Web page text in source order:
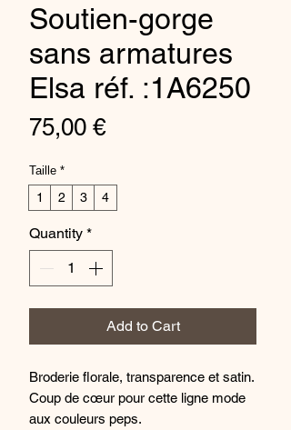
Soutien-gorge
sans armatures
Elsa réf. :1A6250
75,00 €Price
Taille *
1 2 3 4
Quantity *
Add to Cart
Broderie florale, transparence et satin.
Coup de cœur pour cette ligne mode
aux couleurs peps.